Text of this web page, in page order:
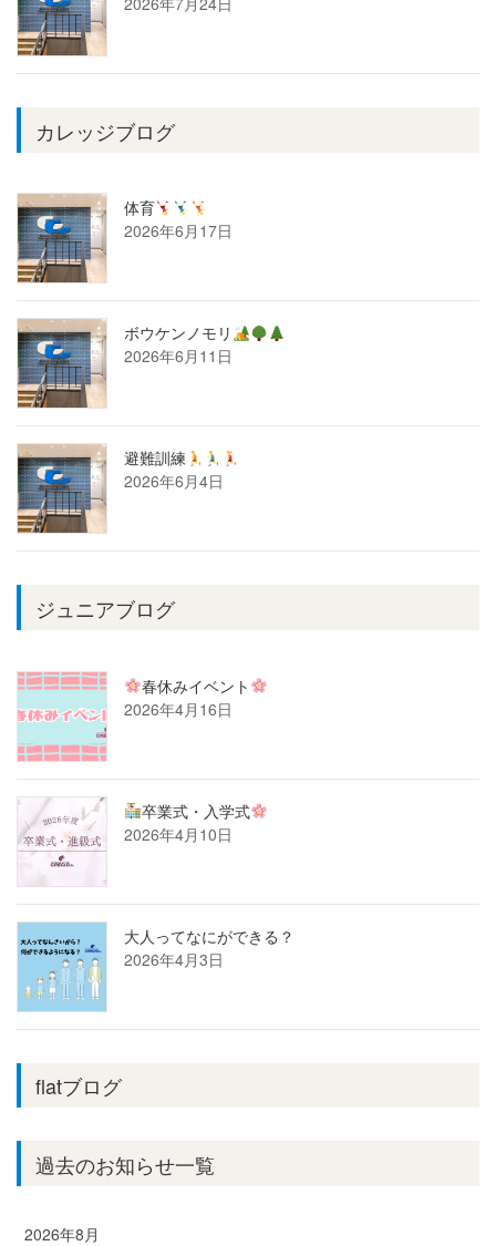
カレッジブログ
体育
2026年6月17日
ボウケンノモリ
2026年6月11日
避難訓練
2026年6月4日
ジュニアブログ
春休みイベント
2026年4月16日
卒業式・入学式
2026年4月10日
大人ってなにができる？
2026年4月3日
flatブログ
過去のお知らせ一覧
2026年8月